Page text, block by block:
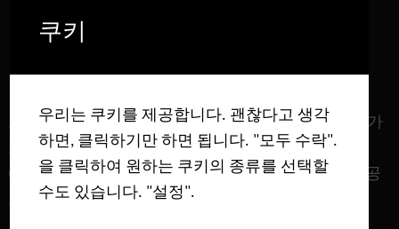
표면적 & 다공성，중량 측정 수착 증기/가스，고압 가
스 흡착， 부식성 가스 흡착，브레이크스루 커브
(Breakthrough Curve)，자동 화학 흡착，멤브레인 기공
크기，트루 밀도 & 다공성
쿠키
우리는 쿠키를 제공합니다. 괜찮다고 생각
하면, 클릭하기만 하면 됩니다. "모두 수락".
을 클릭하여 원하는 쿠키의 종류를 선택할
수도 있습니다. "설정".